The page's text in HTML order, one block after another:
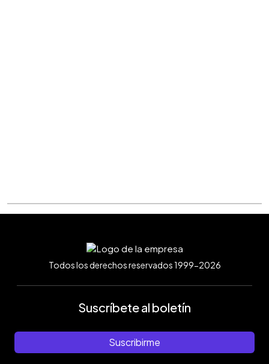
Todos los derechos reservados 1999-2026
Suscríbete al boletín
Suscribirme